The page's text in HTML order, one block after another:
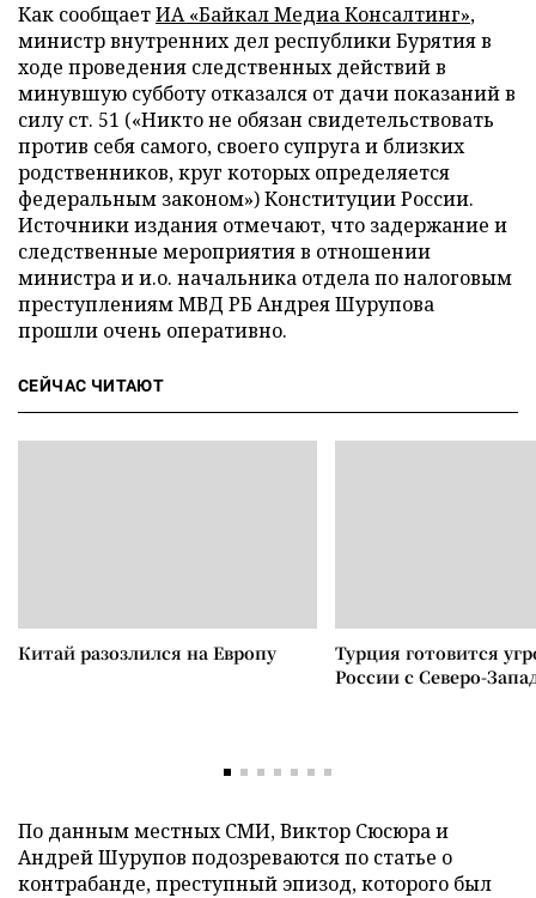
Как сообщаетИА «Байкал Медиа Консалтинг»,
министр внутренних дел республики Бурятия в
ходе проведения следственных действий в
минувшую субботу отказался от дачи показаний в
силу ст. 51 («Никто не обязан свидетельствовать
против себя самого, своего супруга и близких
родственников, круг которых определяется
федеральным законом») Конституции России.
Источники издания отмечают, что задержание и
следственные мероприятия в отношении
министра и и.о. начальника отдела по налоговым
преступлениям МВД РБ Андрея Шурупова
прошли очень оперативно.
СЕЙЧАС ЧИТАЮТ
Китай разозлился на Европу
Турция готовится
России с Северо-
По данным местных СМИ, Виктор Сюсюра и
Андрей Шурупов подозреваются по статье о
контрабанде, преступный эпизод, которого был